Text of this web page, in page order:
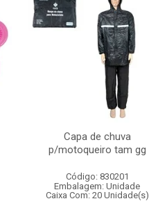
Capa de chuva
p/motoqueiro tam gg
Código: 830201
Embalagem: Unidade
Caixa Com: 20 Unidade(s)